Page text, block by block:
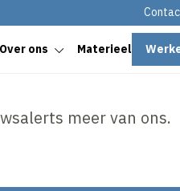
Over ons Materieel
meer van ons.